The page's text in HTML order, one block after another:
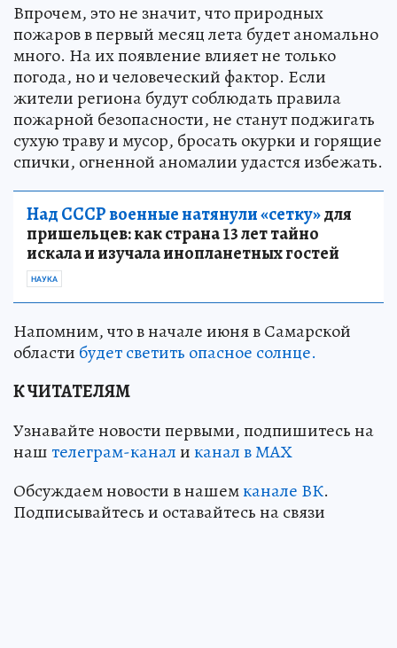
Впрочем, это не значит, что природных
пожаров в первый месяц лета будет аномально
много. На их появление влияет не только
погода, но и человеческий фактор. Если
жители региона будут соблюдать правила
пожарной безопасности, не станут поджигать
сухую траву и мусор, бросать окурки и горящие
спички, огненной аномалии удастся избежать.
Над СССР военные натянули «сетку»для
пришельцев: как страна 13 лет тайно
искала и изучала инопланетных гостей
НАУКА
Напомним, что в начале июня в Самарской
области будет светить опасное солнце.
К ЧИТАТЕЛЯМ
Узнавайте новости первыми, подпишитесь на
наштелеграм-каналиканал в МАХ
Обсуждаем новости в нашемканале ВК.
Подписывайтесь и оставайтесь на связи